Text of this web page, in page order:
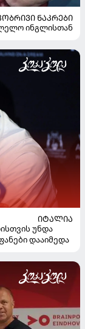
ᲜᲐᲙᲠᲔᲑᲘ
ინგლისთან
ᲘᲢᲐᲚᲘᲐ
უნდა
დააიმედა